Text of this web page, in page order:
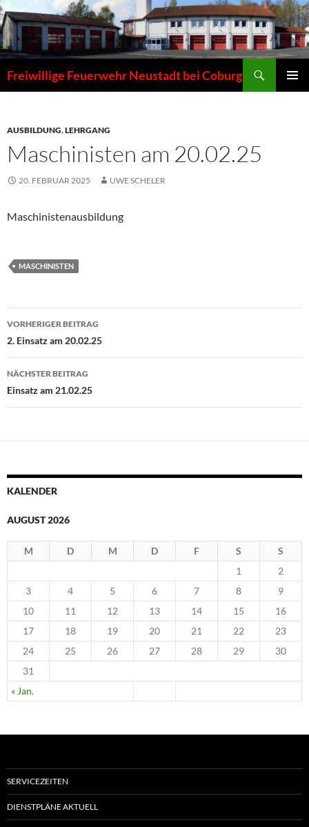
Zum
Inhalt
springen
Freiwillige Feuerwehr Neustadt bei Coburg
AUSBILDUNG,LEHRGANG
Maschinisten am 20.02.25
20. FEBRUAR 2025 UWE SCHELER
Maschinistenausbildung
MASCHINISTEN
Beitragsnavigation
VORHERIGER BEITRAG
2. Einsatz am 20.02.25
NÄCHSTER BEITRAG
Einsatz am 21.02.25
KALENDER
AUGUST 2026
M D M D F S S
« Jan.
1
2
3
4 5 6 7 8
9
10
11 12 13 14 15
16
17
18 19 20 21 22
23
24
25 26 27 28 29
30
31
SERVICEZEITEN
DIENSTPLÄNE AKTUELL